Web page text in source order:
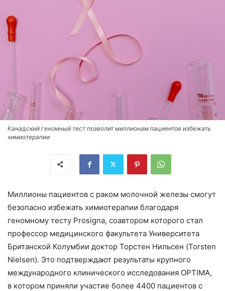
Канадский геномный тест позволит миллионам пациентов избежать
химиотерапии
Миллионы пациентов с раком молочной железы смогут
безопасно избежать химиотерапии благодаря
геномному тесту Prosigna, соавтором которого стал
профессор медицинского факультета Университета
Британской Колумбии доктор Торстен Нильсен (Torsten
Nielsen). Это подтверждают результаты крупного
международного клинического исследования OPTIMA,
в котором приняли участие более 4400 пациентов с